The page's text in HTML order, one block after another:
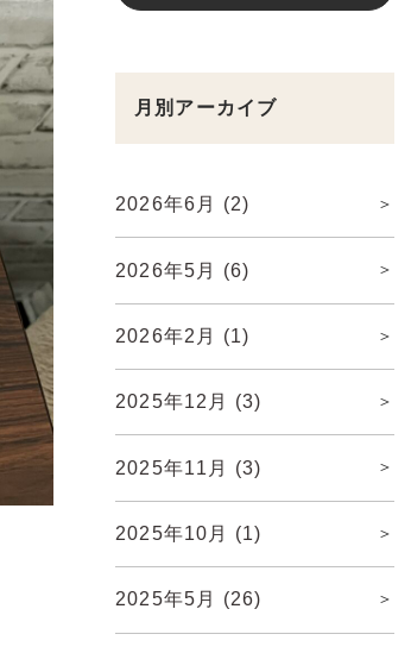
月別アーカイブ
2026年6月 (2)
2026年5月 (6)
2026年2月 (1)
2025年12月 (3)
2025年11月 (3)
2025年10月 (1)
2025年5月 (26)